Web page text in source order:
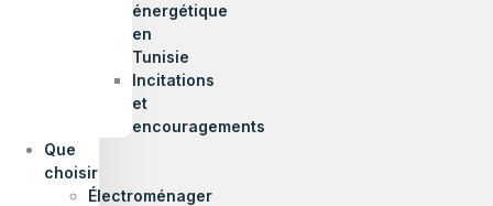
énergétique
en
Tunisie
Incitations
et
encouragements
Que
choisir
Électroménager